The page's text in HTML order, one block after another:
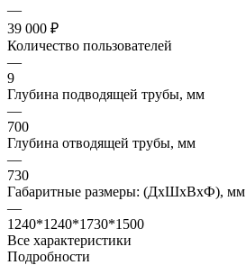
—
39 000 ₽
Количество пользователей
—
9
Глубина подводящей трубы, мм
—
700
Глубина отводящей трубы, мм
—
730
Габаритные размеры: (ДхШхВхФ), мм
—
1240*1240*1730*1500
Все характеристики
Подробности